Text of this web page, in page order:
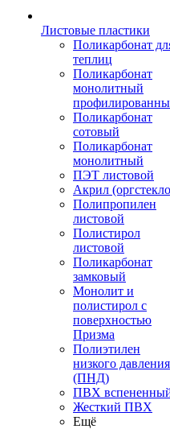
Листовые пластики
Поликарбонат
теплиц
Поликарбонат
монолитный
Поликарбонат
сотовый
Поликарбонат
монолитный
ПЭТ листовой
Акрил
Полипропилен
листовой
Полистирол
листовой
Поликарбонат
замковый
Монолит и
полистирол с
поверхностью
Призма
Полиэтилен
низкого давления
(ПНД)
ПВХ
Жесткий ПВХ
Ещё